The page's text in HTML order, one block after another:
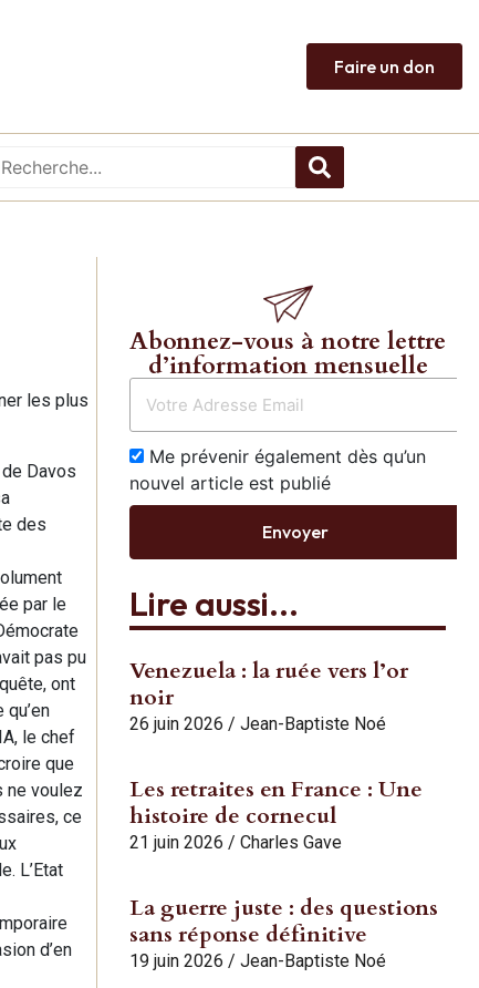
Faire un don
les plus
Davos
des
par le
pas pu
ont
le chef
que
ne voulez
ce
L’Etat
d’en
Abonnez-vous à notre lettre
d’information mensuelle
Me prévenir également dès qu’un
nouvel article est publié
Envoyer
Lire aussi...
Venezuela : la ruée vers l’or
noir
26 juin 2026 / Jean-Baptiste Noé
Les retraites en France : Une
histoire de cornecul
21 juin 2026 / Charles Gave
La guerre juste : des questions
sans réponse définitive
19 juin 2026 / Jean-Baptiste Noé